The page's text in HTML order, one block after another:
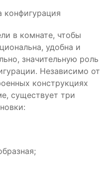
в комнате, чтобы
удобна и
значительную роль
Независимо от
конструкциях
существует три